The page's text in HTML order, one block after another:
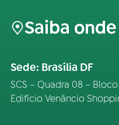
Saiba
Sede: Brasília DF
SCS – Quadra 08 –
Edifício Venâncio